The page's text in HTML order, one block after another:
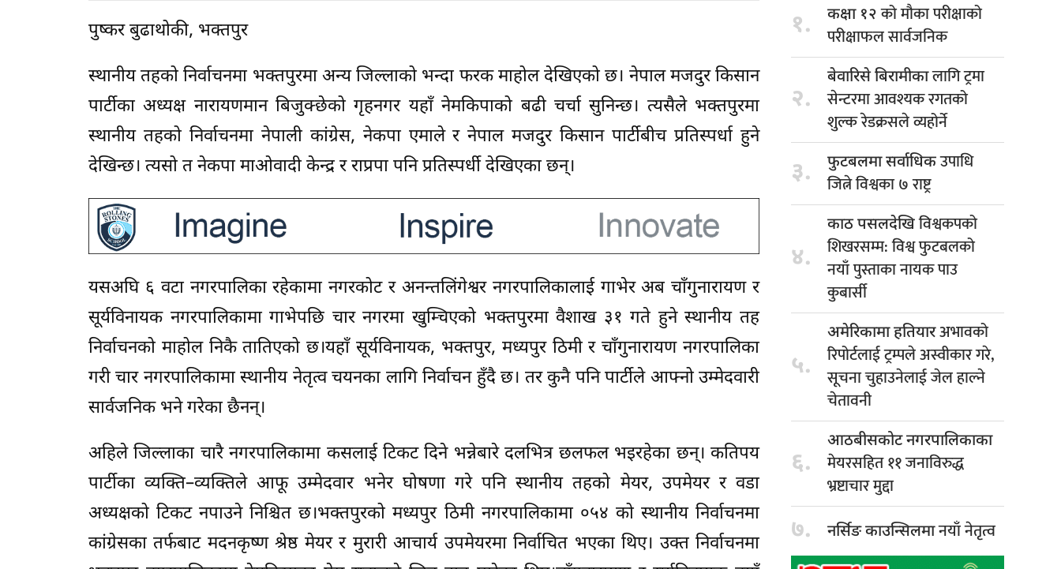
पुष्कर बुढाथोकी, भक्तपुर
स्थानीय तहको निर्वाचनमा भक्तपुरमा अन्य जिल्लाको भन्दा फरक माहोल देखिएको छ। नेपाल मजदुर किसान
पार्टीका अध्यक्ष नारायणमान बिजुक्छेको गृहनगर यहाँ नेमकिपाको बढी चर्चा सुनिन्छ। त्यसैले भक्तपुरमा
स्थानीय तहको निर्वाचनमा नेपाली कांग्रेस, नेकपा एमाले र नेपाल मजदुर किसान पार्टीबीच प्रतिस्पर्धा हुने
देखिन्छ। त्यसो त नेकपा माओवादी केन्द्र र राप्रपा पनि प्रतिस्पर्धी देखिएका छन्।
यसअघि ६ वटा नगरपालिका रहेकामा नगरकोट र अनन्तलिंगेश्वर नगरपालिकालाई गाभेर अब चाँगुनारायण र
सूर्यविनायक नगरपालिकामा गाभेपछि चार नगरमा खुम्चिएको भक्तपुरमा वैशाख ३१ गते हुने स्थानीय तह
निर्वाचनको माहोल निकै तातिएको छ।यहाँ सूर्यविनायक, भक्तपुर, मध्यपुर ठिमी र चाँगुनारायण नगरपालिका
गरी चार नगरपालिकामा स्थानीय नेतृत्व चयनका लागि निर्वाचन हुँदै छ। तर कुनै पनि पार्टीले आफ्नो उम्मेदवारी
सार्वजनिक भने गरेका छैनन्।
अहिले जिल्लाका चारै नगरपालिकामा कसलाई टिकट दिने भन्नेबारे दलभित्र छलफल भइरहेका छन्। कतिपय
पार्टीका व्यक्ति–व्यक्तिले आफू उम्मेदवार भनेर घोषणा गरे पनि स्थानीय तहको मेयर, उपमेयर र वडा
अध्यक्षको टिकट नपाउने निश्चित छ।भक्तपुरको मध्यपुर ठिमी नगरपालिकामा ०५४ को स्थानीय निर्वाचनमा
कांग्रेसका तर्फबाट मदनकृष्ण श्रेष्ठ मेयर र मुरारी आचार्य उपमेयरमा निर्वाचित भएका थिए। उक्त निर्वाचनमा
१. कक्षा १२को मौका परीक्षाको
परीक्षाफल सार्वजनिक
२.
बेवारिसे बिरामीकालागि ट्रमा
सेन्टरमा आवश्यक रगतको
शुल्क रेडक्रसले व्यहोर्ने
३. फुटबलमा सर्वाधिकउपाधि
जित्ने विश्वका ७ राष्ट्र
४.
काठ पसलदेखिविश्वकपको
शिखरसम्म: विश्व फुटबलको
नयाँ पुस्ताका नायक पाउ
कुबार्सी
५.
अमेरिकामा हतियारअभावको
रिपोर्टलाई ट्रम्पले अस्वीकार गरे,
सूचना चुहाउनेलाई जेल हाल्ने
चेतावनी
६.
आठबीसकोट नगरपालिकाका
मेयरसहित ११ जनाविरुद्ध
भ्रष्टाचार मुद्दा
७. नर्सिङ काउन्सिलमानयाँ नेतृत्व